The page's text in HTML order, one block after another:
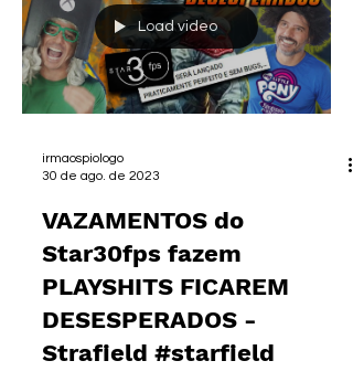
Load video
irmaospiologo
30 de ago. de 2023
VAZAMENTOS do
Star30fps fazem
PLAYSHITS FICAREM
DESESPERADOS -
Strafield #starfield